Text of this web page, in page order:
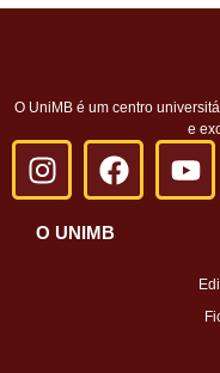
O UniMB é um centro
e
O UNIMB